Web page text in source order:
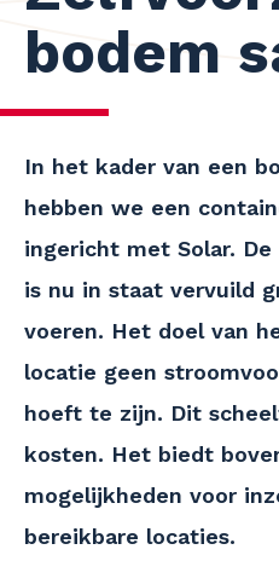
bodem
In het kader van een
hebben we een
ingericht met Solar.
is nu in staat vervuild
voeren. Het doel van
locatie geen
hoeft te zijn. Dit
kosten. Het biedt
mogelijkheden voor
bereikbare locaties.